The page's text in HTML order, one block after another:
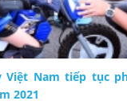
Việt Nam tiếp tục
2021